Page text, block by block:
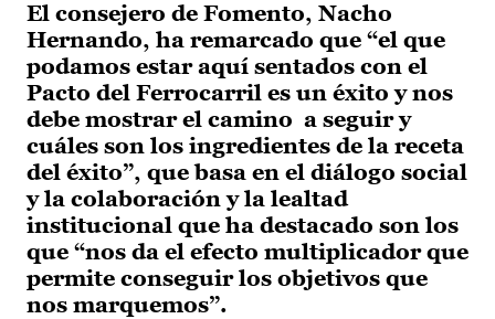
El consejero de Fomento, Nacho
Hernando, ha remarcado que “el que
podamos estar aquí sentados con el
Pacto del Ferrocarril es un éxito y nos
debe mostrar el camino a seguir y
cuáles son los ingredientes de la receta
del éxito”, que basa en el diálogo social
y la colaboración y la lealtad
institucional que ha destacado son los
que “nos da el efecto multiplicador que
permite conseguir los objetivos que
nos marquemos”.